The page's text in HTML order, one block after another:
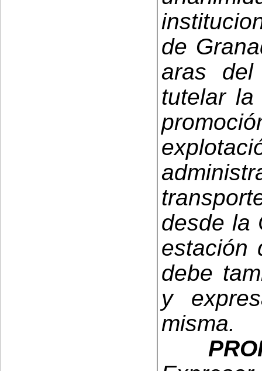
de
aras del
tutelar la
desde la
estación
debe
y
misma.